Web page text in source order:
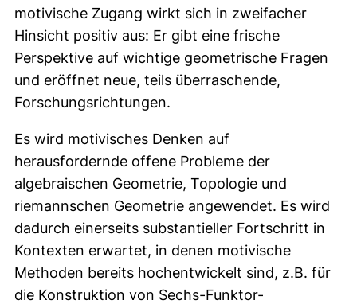
motivische Zugang wirkt sich in zweifacher
Hinsicht positiv aus: Er gibt eine frische
Perspektive auf wichtige geometrische Fragen
und eröffnet neue, teils überraschende,
Forschungsrichtungen.
Es wird motivisches Denken auf
herausfordernde offene Probleme der
algebraischen Geometrie, Topologie und
riemannschen Geometrie angewendet. Es wird
dadurch einerseits substantieller Fortschritt in
Kontexten erwartet, in denen motivische
Methoden bereits hochentwickelt sind, z.B. für
die Konstruktion von Sechs-Funktor-